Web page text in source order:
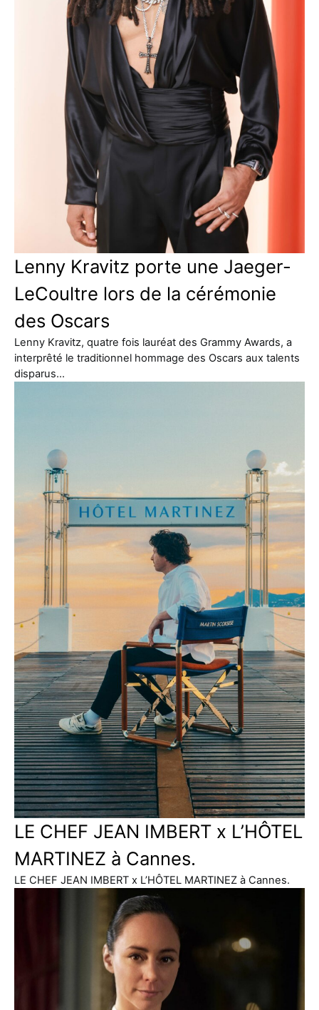
Lenny Kravitz porte une Jaeger-
LeCoultre lors de la cérémonie
des Oscars
Lenny Kravitz, quatre fois lauréat des Grammy Awards, a
interprêté le traditionnel hommage des Oscars aux talents
disparus…
LE CHEF JEAN IMBERT x L’HÔTEL
MARTINEZ à Cannes.
LE CHEF JEAN IMBERT x L’HÔTEL MARTINEZ à Cannes.